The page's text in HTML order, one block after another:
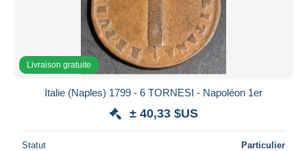
Livraison gratuite
Italie (Naples) 1799 - 6 TORNESI - Napoléon 1er
± 40,33 $US
Statut Particulier